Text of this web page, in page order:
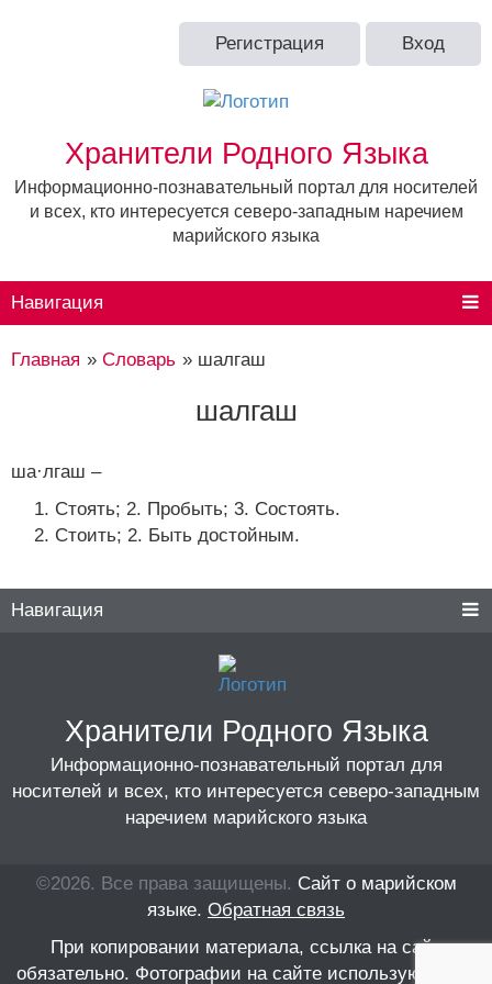
Регистрация Вход
Хранители Родного Языка
Информационно-познавательный портал для носителей
и всех, кто интересуется северо-западным наречием
марийского языка
Навигация
Главная » Словарь » шалгаш
шалгаш
ша·лгаш –
Стоять; 2. Пробыть; 3. Состоять.
Стоить; 2. Быть достойным.
Навигация
Хранители Родного Языка
Информационно-познавательный портал для
носителей и всех, кто интересуется северо-западным
наречием марийского языка
©2026. Все права защищены. Сайт о марийском
языке. Обратная связь
При копировании материала, ссылка на сайт
обязательно. Фотографии на сайте используются не